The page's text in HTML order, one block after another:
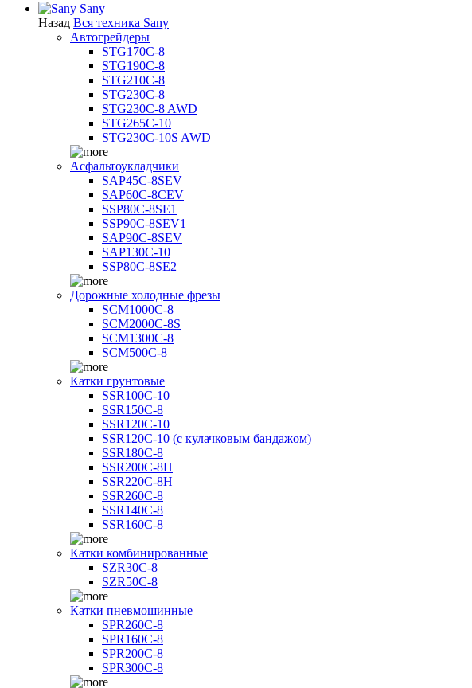
Sany
Назад Вся техника Sany
Автогрейдеры
STG170C-8
STG190C-8
STG210C-8
STG230C-8
STG230C-8 AWD
STG265C-10
STG230C-10S AWD
Асфальтоукладчики
SAP45С-8SEV
SAP60C-8CEV
SSP80C-8SE1
SSP90C-8SEV1
SAP90C-8SEV
SAP130C-10
SSP80C-8SE2
Дорожные холодные фрезы
SCM1000C-8
SCM2000C-8S
SCM1300C-8
SCM500C-8
Катки грунтовые
SSR100C-10
SSR150C-8
SSR120C-10
SSR120C-10 (с кулачковым бандажом)
SSR180C-8
SSR200C-8H
SSR220C-8H
SSR260C-8
SSR140C-8
SSR160C-8
Катки комбинированные
SZR30C-8
SZR50C-8
Катки пневмошинные
SPR260C-8
SPR160C-8
SPR200C-8
SPR300C-8